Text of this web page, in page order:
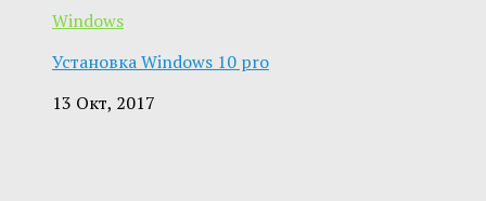
Windows
Установка Windows 10 pro
13 Окт, 2017